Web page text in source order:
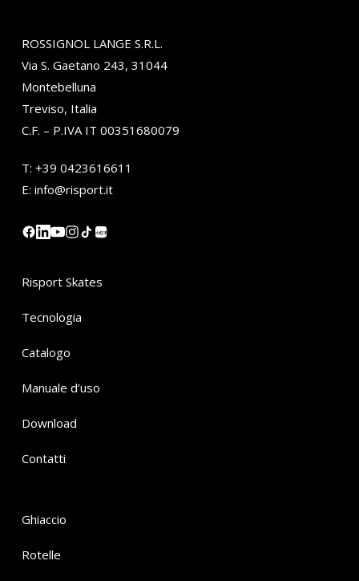
ROSSIGNOL LANGE S.R.L.
Via S. Gaetano 243, 31044
Montebelluna
Treviso, Italia
C.F. – P.IVA IT 00351680079
T: +39 0423616611
E: info@risport.it
小红书
Risport Skates
Tecnologia
Catalogo
Manuale d’uso
Download
Contatti
Ghiaccio
Rotelle